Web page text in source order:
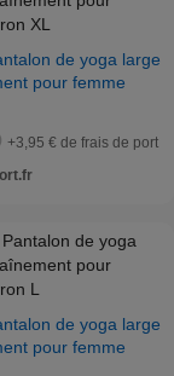
de yoga large
pour femme
+3,95 € de frais de port
de yoga large
pour femme